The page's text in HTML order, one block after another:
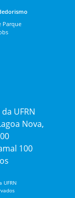
Parque
UFRN
Nova,
100